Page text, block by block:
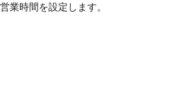
業時間を設定します。